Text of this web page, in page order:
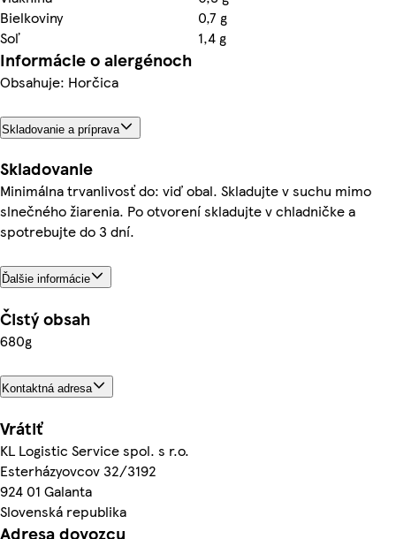
Bielkoviny
0,7 g
Soľ
1,4 g
Informácie o alergénoch
Obsahuje: Horčica
Skladovanie a príprava
Skladovanie
Minimálna trvanlivosť do: viď obal. Skladujte v suchu mimo
slnečného žiarenia. Po otvorení skladujte v chladničke a
spotrebujte do 3 dní.
Ďalšie informácie
Čistý obsah
680g
Kontaktná adresa
Vrátiť
KL Logistic Service spol. s r.o.
Esterházyovcov 32/3192
924 01 Galanta
Slovenská republika
Adresa dovozcu